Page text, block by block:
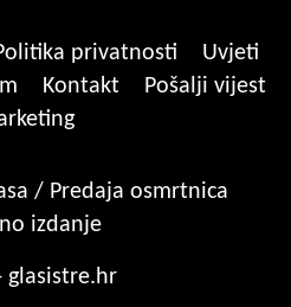
privatnosti
Uvjeti
Kontakt
Pošalji vijest
/ Predaja osmrtnica
izdanje
glasistre.hr